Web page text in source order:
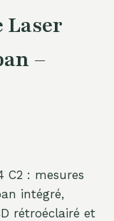
Laser
–
C2 : mesures
intégré,
rétroéclairé et